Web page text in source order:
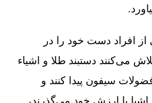
افراد دست خود را در
می‌کنند دستبند طلا و اشیاء
سیفون پیدا کنند و
اشیا با ارزش خود می‌گذرند،